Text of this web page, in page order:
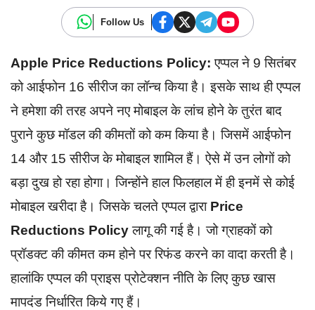
Follow Us
Apple Price Reductions Policy: एप्पल ने 9 सितंबर
को आईफोन 16 सीरीज का लॉन्च किया है। इसके साथ ही एप्पल
ने हमेशा की तरह अपने नए मोबाइल के लांच होने के तुरंत बाद
पुराने कुछ मॉडल की कीमतों को कम किया है। जिसमें आईफोन
14 और 15 सीरीज के मोबाइल शामिल हैं। ऐसे में उन लोगों को
बड़ा दुख हो रहा होगा। जिन्होंने हाल फिलहाल में ही इनमें से कोई
मोबाइल खरीदा है। जिसके चलते एप्पल द्वारा Price
Reductions Policyलागू की गई है। जो ग्राहकों को
प्रॉडक्ट की कीमत कम होने पर रिफंड करने का वादा करती है।
हालांकि एप्पल की प्राइस प्रोटेक्शन नीति के लिए कुछ खास
मापदंड निर्धारित किये गए हैं।